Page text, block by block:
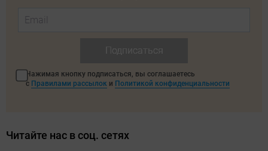
Нажимая кнопку подписаться, вы соглашаетесь
с Правилами рассылок и Политикой конфиденциальности
Читайте нас в соц. сетях